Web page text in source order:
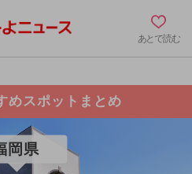
あとで読む
めスポットまとめ
岡県